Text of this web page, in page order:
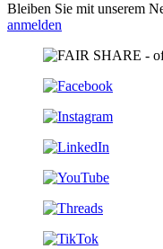
Bleiben Sie mit unserem
anmelden